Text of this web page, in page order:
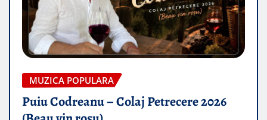
MUZICA POPULARA
Puiu Codreanu – Colaj Petrecere 2026